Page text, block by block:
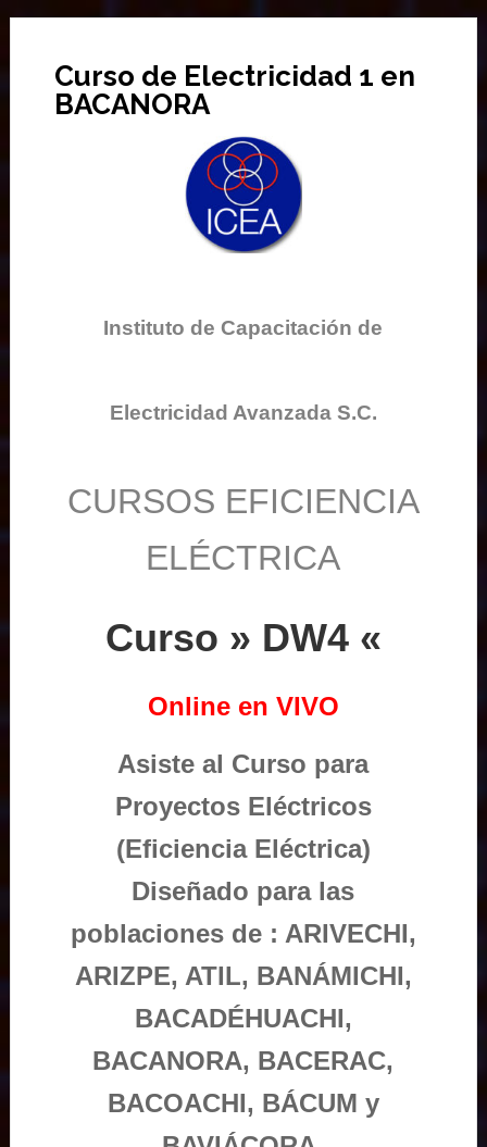
Curso de Electricidad 1 en
BACANORA
Instituto de Capacitación de
Electricidad Avanzada S.C.
CURSOS EFICIENCIA
ELÉCTRICA
Curso » DW4 «
Online en VIVO
Asiste al Curso para
Proyectos Eléctricos
(Eficiencia Eléctrica)
Diseñado para las
poblaciones de : ARIVECHI,
ARIZPE, ATIL, BANÁMICHI,
BACADÉHUACHI,
BACANORA, BACERAC,
BACOACHI, BÁCUM y